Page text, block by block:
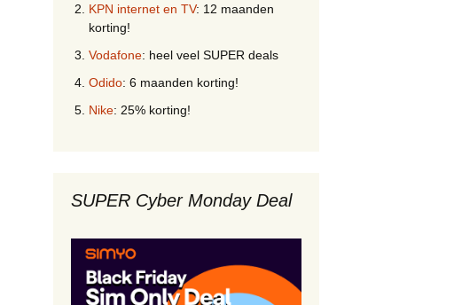
KPN internet en TV: 12 maanden
korting!
Vodafone: heel veel SUPER deals
Odido: 6 maanden korting!
Nike: 25% korting!
SUPER Cyber Monday Deal